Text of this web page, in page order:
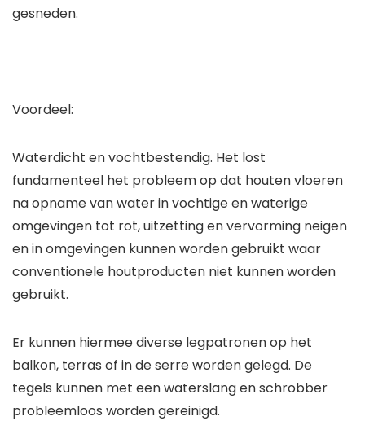
gesneden.
Voordeel:
Waterdicht en vochtbestendig. Het lost
fundamenteel het probleem op dat houten vloeren
na opname van water in vochtige en waterige
omgevingen tot rot, uitzetting en vervorming neigen
en in omgevingen kunnen worden gebruikt waar
conventionele houtproducten niet kunnen worden
gebruikt.
Er kunnen hiermee diverse legpatronen op het
balkon, terras of in de serre worden gelegd. De
tegels kunnen met een waterslang en schrobber
probleemloos worden gereinigd.